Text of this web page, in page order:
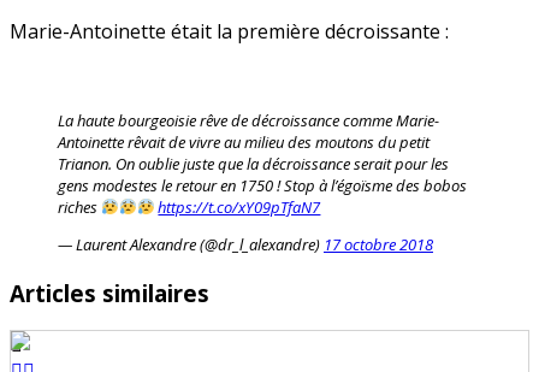
nouveau
la
haute
bourgeoisie
Marie-Antoinette était la première décroissante :
La haute bourgeoisie rêve de décroissance comme Marie-
Antoinette rêvait de vivre au milieu des moutons du petit
Trianon. On oublie juste que la décroissance serait pour les
gens modestes le retour en 1750 ! Stop à l’égoïsme des bobos
riches
https://t.co/xY09pTfaN7
— Laurent Alexandre (@dr_l_alexandre) 17 octobre 2018
Articles similaires